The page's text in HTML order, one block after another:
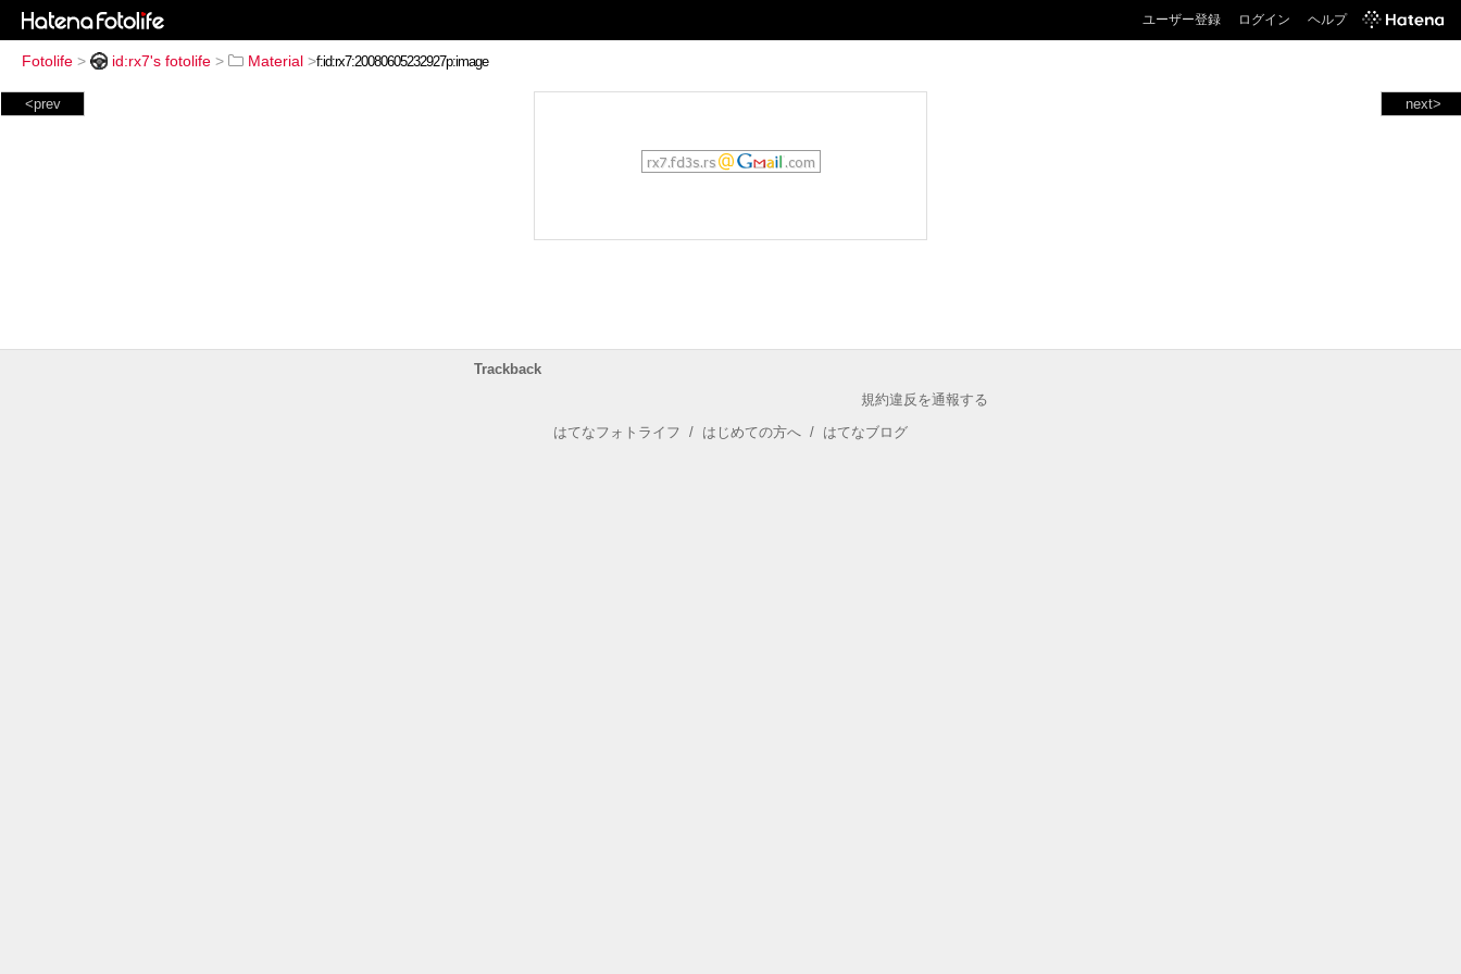
ユーザー登録 ログイン ヘルプ
Fotolife > id:rx7's fotolife > Material >
next>
<prev
Trackback
規約違反を通報する
はてなフォトライフ / はじめての方へ / はてなブログ